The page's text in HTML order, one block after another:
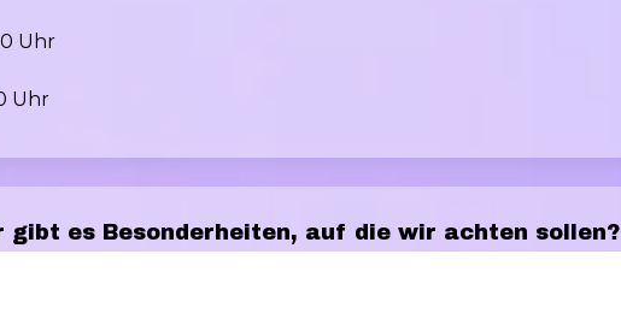
Uhr
Uhr
gibt es Besonderheiten, auf die wir achten sollen?